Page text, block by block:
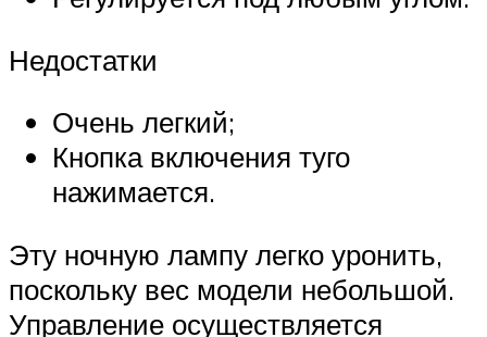
Недостатки
Очень легкий;
Кнопка включения туго
нажимается.
Эту ночную лампу легко уронить,
поскольку вес модели небольшой.
Управление осуществляется